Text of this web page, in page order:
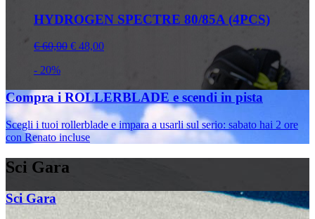
HYDROGEN SPECTRE 80/85A (4PCS)
€ 60,00 € 48,00
- 20%
Compra i ROLLERBLADE e scendi in pista
Scegli i tuoi rollerblade e impara a usarli sul serio: sabato hai 2 ore
con Renato incluse
Sci Gara
Sci Gara